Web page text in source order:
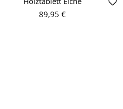
89,95 €